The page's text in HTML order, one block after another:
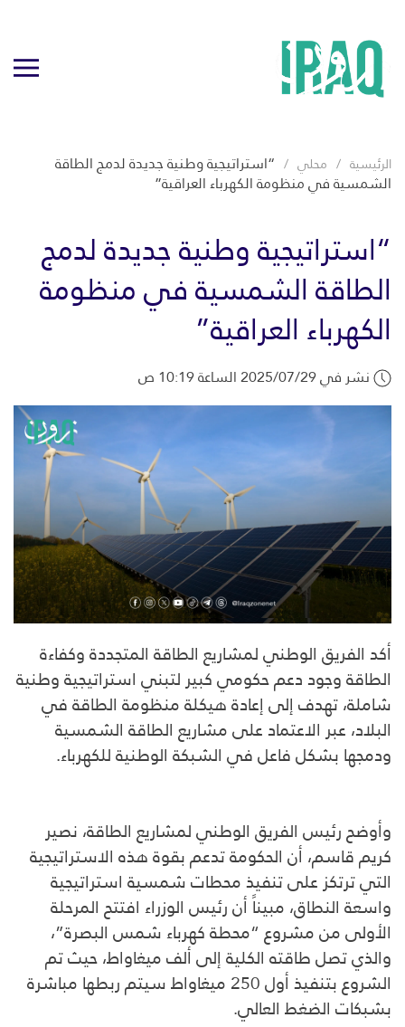
الرئيسية محلي “استراتيجية وطنية جديدة لدمج الطاقة
الشمسية في منظومة الكهرباء العراقية”
“استراتيجية وطنية جديدة لدمج
الطاقة الشمسية في منظومة
الكهرباء العراقية”
نشر في 2025/07/29 الساعة 10:19 ص
أكد الفريق الوطني لمشاريع الطاقة المتجددة وكفاءة
الطاقة وجود دعم حكومي كبير لتبني استراتيجية وطنية
شاملة، تهدف إلى إعادة هيكلة منظومة الطاقة في
البلاد، عبر الاعتماد على مشاريع الطاقة الشمسية
ودمجها بشكل فاعل في الشبكة الوطنية للكهرباء.
وأوضح رئيس الفريق الوطني لمشاريع الطاقة، نصير
كريم قاسم، أن الحكومة تدعم بقوة هذه الاستراتيجية
التي ترتكز على تنفيذ محطات شمسية استراتيجية
واسعة النطاق، مبيناً أن رئيس الوزراء افتتح المرحلة
الأولى من مشروع “محطة كهرباء شمس البصرة”،
والذي تصل طاقته الكلية إلى ألف ميغاواط، حيث تم
الشروع بتنفيذ أول 250 ميغاواط سيتم ربطها مباشرة
بشبكات الضغط العالي.